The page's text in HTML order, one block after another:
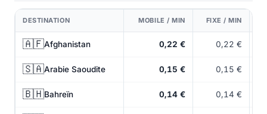
DESTINATION MOBILE / MIN FIXE / MIN
🇦🇫Afghanistan 0,22 € 0,22 €
🇸🇦Arabie Saoudite 0,15 € 0,15 €
🇧🇭Bahreïn 0,14 € 0,14 €